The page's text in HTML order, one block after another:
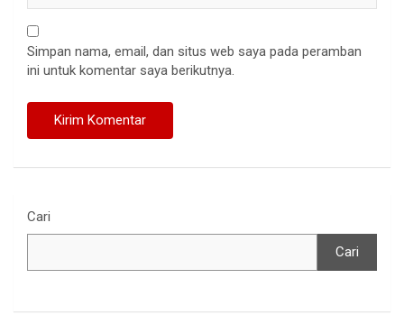
Simpan nama, email, dan situs web saya pada peramban
ini untuk komentar saya berikutnya.
Cari
Cari